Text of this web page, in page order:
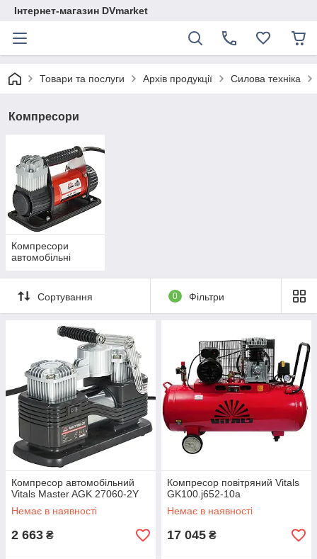
Інтернет-магазин DVmarket
Товари та послуги Архів продукції Силова техніка
Компресори
Компресори
автомобільні
Сортування 0 Фільтри
Компресор автомобільний
Vitals Master AGK 27060-2Y
Немає в наявності
2 663 ₴
Компресор повітряний Vitals
GK100.j652-10a
Немає в наявності
17 045 ₴